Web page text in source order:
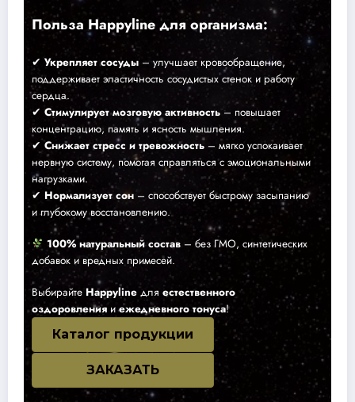
Польза Happyline для организма:
✔ Укрепляет сосуды – улучшает кровообращение,
поддерживает эластичность сосудистых стенок и работу
сердца.
✔ Стимулирует мозговую активность– повышает
концентрацию, память и ясность мышления.
✔ Снижает стресс и тревожность– мягко успокаивает
нервную систему, помогая справляться с эмоциональными
нагрузками.
✔ Нормализует сон – способствует быстрому засыпанию
и глубокому восстановлению.
100% натуральный состав – без ГМО, синтетических
добавок и вредных примесей.
Выбирайте Happylineдля естественного
оздоровления иежедневного тонуса!
Каталог продукции
ЗАКАЗАТЬ